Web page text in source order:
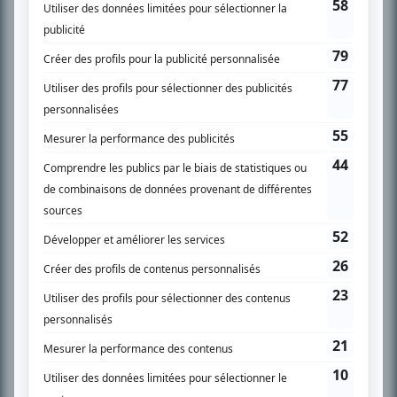
SUR LE RÉSEAU BIZZ MÉDIA
PLAN DU SITE
Accueil
Liste des oeuvres
Recherche avancée
À propos
Nous contacter
Termes et conditions
Politique de confidentialité
Gestion du consentement